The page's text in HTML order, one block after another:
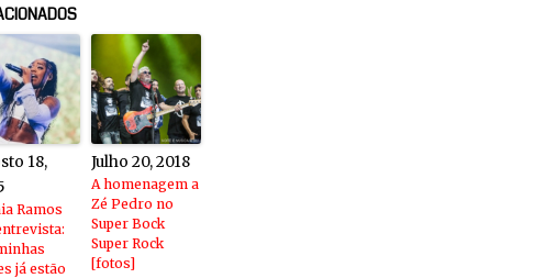
18,
Ramos
já estão
Julho 20, 2018
A homenagem a
Zé Pedro no
Super Bock
Super Rock
[fotos]